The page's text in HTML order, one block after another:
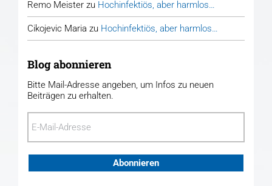
Remo Meister zu Hochinfektiös, aber harmlos…
Cikojevic Maria zu Hochinfektiös, aber harmlos…
Blog abonnieren
Bitte Mail-Adresse angeben, um Infos zu neuen
Beiträgen zu erhalten.
Adresse
Abonnieren